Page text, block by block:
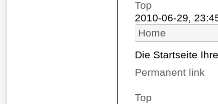
Top
2010-06-29,
Home
Die Startseite
Permanent link
Top